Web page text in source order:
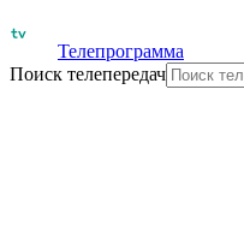
Телепрограмма
Поиск телепередач